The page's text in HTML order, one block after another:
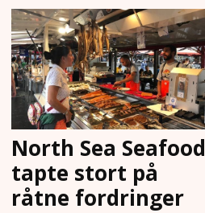
North Sea Seafood
tapte stort på
råtne fordringer